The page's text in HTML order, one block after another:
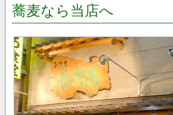
蕎麦なら当店へ